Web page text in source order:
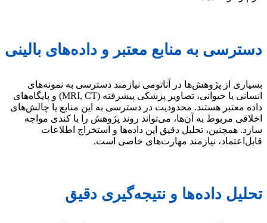
دسترسی به منابع معتبر و داده‌های بالینی
بسیاری از پژوهش‌ها در آناتومی نیازمند دسترسی به نمونه‌های
انسانی یا حیوانی، تصاویر پزشکی پیشرفته (MRI, CT) و پایگاه‌های
داده معتبر هستند. محدودیت در دسترسی به این منابع یا چالش‌های
اخلاقی مربوط به آن‌ها، می‌تواند روند پژوهش را با کندی مواجه
سازد. همچنین، تحلیل دقیق این داده‌ها و استخراج اطلاعات
قابل‌اعتماد، نیازمند مهارت‌های خاصی است.
تحلیل داده‌ها و نتیجه‌گیری دقیق